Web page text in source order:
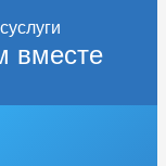
вместе